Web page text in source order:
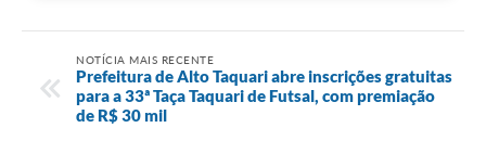
NOTÍCIA MAIS RECENTE
Prefeitura de Alto Taquari abre inscrições gratuitas
para a 33ª Taça Taquari de Futsal, com premiação
de R$ 30 mil